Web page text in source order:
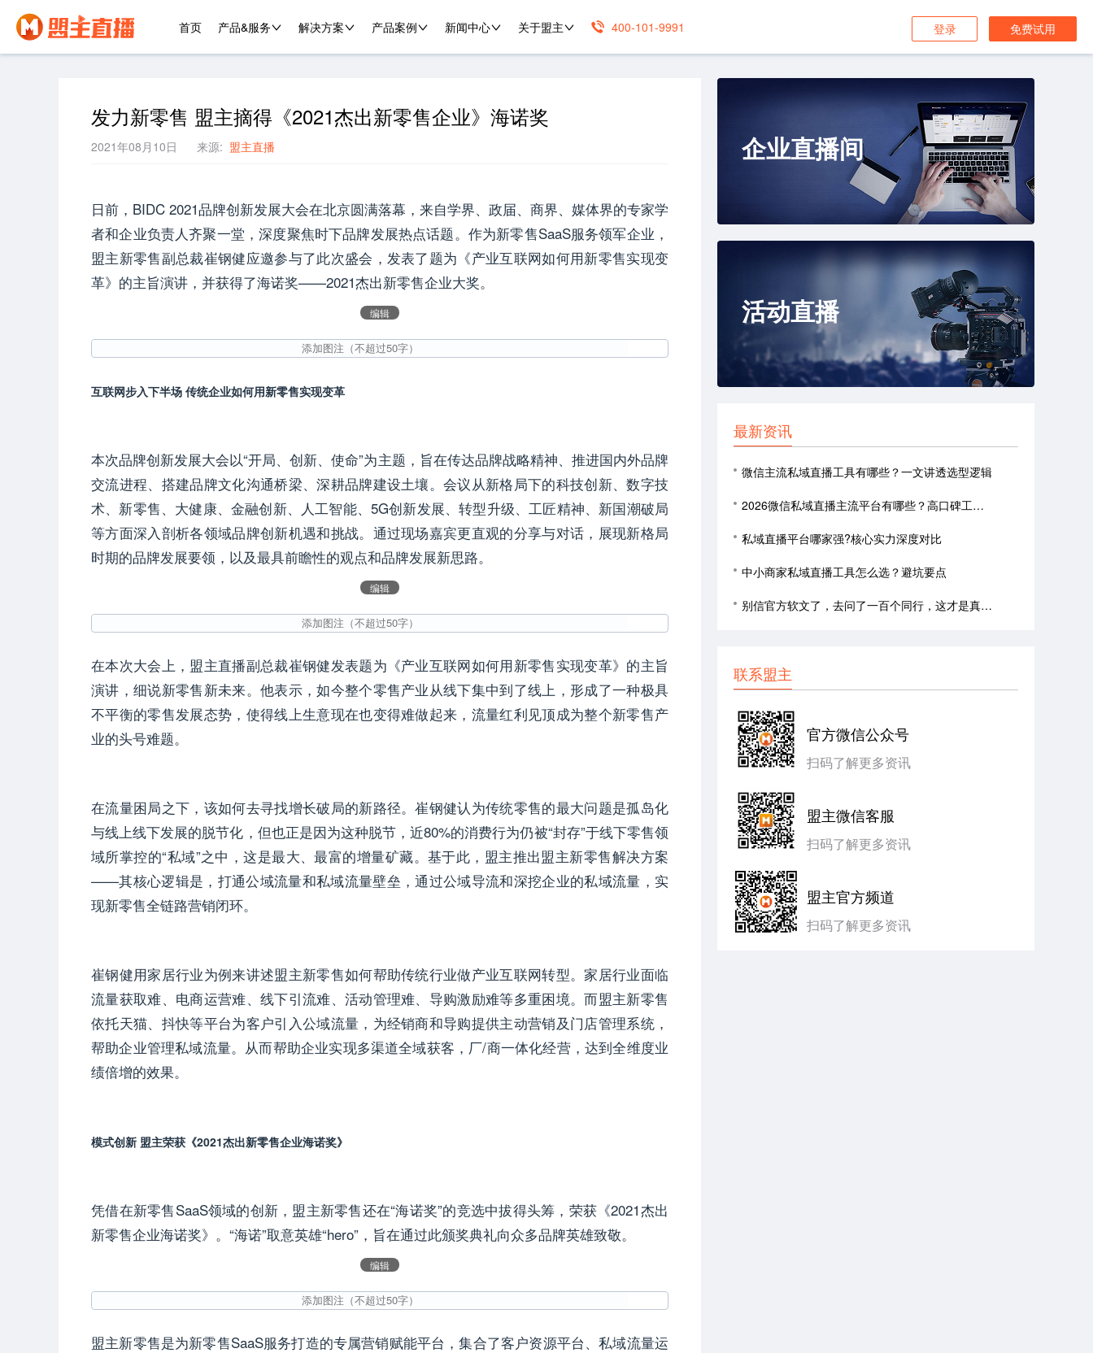
首页 产品&服务 解决方案 产品案例 新闻中心 关于盟主 400-101-9991 登录 免费试用
发力新零售 盟主摘得《2021杰出新零售企业》海诺奖
2021年08月10日 来源: 盟主直播
日前，BIDC 2021品牌创新发展大会在北京圆满落幕，来自学界、政届、商界、媒体界的专家学
者和企业负责人齐聚一堂，深度聚焦时下品牌发展热点话题。作为新零售SaaS服务领军企业，
盟主新零售副总裁崔钢健应邀参与了此次盛会，发表了题为《产业互联网如何用新零售实现变
革》的主旨演讲，并获得了海诺奖——2021杰出新零售企业大奖。
编辑
互联网步入下半场 传统企业如何用新零售实现变革
本次品牌创新发展大会以“开局、创新、使命”为主题，旨在传达品牌战略精神、推进国内外品牌
交流进程、搭建品牌文化沟通桥梁、深耕品牌建设土壤。会议从新格局下的科技创新、数字技
术、新零售、大健康、金融创新、人工智能、5G创新发展、转型升级、工匠精神、新国潮破局
等方面深入剖析各领域品牌创新机遇和挑战。通过现场嘉宾更直观的分享与对话，展现新格局
时期的品牌发展要领，以及最具前瞻性的观点和品牌发展新思路。
编辑
在本次大会上，盟主直播副总裁崔钢健发表题为《产业互联网如何用新零售实现变革》的主旨
演讲，细说新零售新未来。他表示，如今整个零售产业从线下集中到了线上，形成了一种极具
不平衡的零售发展态势，使得线上生意现在也变得难做起来，流量红利见顶成为整个新零售产
业的头号难题。
在流量困局之下，该如何去寻找增长破局的新路径。崔钢健认为传统零售的最大问题是孤岛化
与线上线下发展的脱节化，但也正是因为这种脱节，近80%的消费行为仍被“封存”于线下零售领
域所掌控的“私域”之中，这是最大、最富的增量矿藏。基于此，盟主推出盟主新零售解决方案
——其核心逻辑是，打通公域流量和私域流量壁垒，通过公域导流和深挖企业的私域流量，实
现新零售全链路营销闭环。
崔钢健用家居行业为例来讲述盟主新零售如何帮助传统行业做产业互联网转型。家居行业面临
流量获取难、电商运营难、线下引流难、活动管理难、导购激励难等多重困境。而盟主新零售
依托天猫、抖快等平台为客户引入公域流量，为经销商和导购提供主动营销及门店管理系统，
帮助企业管理私域流量。从而帮助企业实现多渠道全域获客，厂/商一体化经营，达到全维度业
绩倍增的效果。
模式创新 盟主荣获《2021杰出新零售企业海诺奖》
凭借在新零售SaaS领域的创新，盟主新零售还在“海诺奖”的竞选中拔得头筹，荣获《2021杰出
新零售企业海诺奖》。“海诺”取意英雄“hero”，旨在通过此颁奖典礼向众多品牌英雄致敬。
编辑
盟主新零售是为新零售SaaS服务打造的专属营销赋能平台，集合了客户资源平台、私域流量运
企业直播间
活动直播
最新资讯
微信主流私域直播工具有哪些？一文讲透选型逻辑
2026微信私域直播主流平台有哪些？高口碑工具推荐，商家选型必看
私域直播平台哪家强?核心实力深度对比
中小商家私域直播工具怎么选？避坑要点
别信官方软文了，去问了一百个同行，这才是真实的私域直播口碑
联系盟主
官方微信公众号
扫码了解更多资讯
盟主微信客服
扫码了解更多资讯
盟主官方频道
扫码了解更多资讯